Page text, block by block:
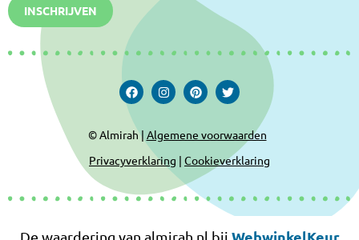
INSCHRIJVEN
© Almirah | Algemene voorwaarden
Privacyverklaring | Cookieverklaring
De waardering van almirah.nl bij WebwinkelKeur